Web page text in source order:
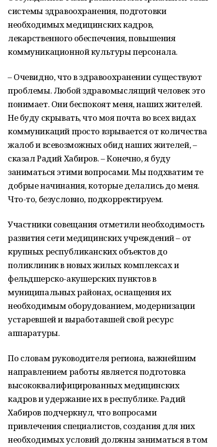
системы здравоохранения, подготовки
необходимых медицинских кадров,
лекарственного обеспечения, повышения
коммуникационной культуры персонала.
– Очевидно, что в здравоохранении существуют
проблемы. Любой здравомыслящий человек это
понимает. Они беспокоят меня, наших жителей.
Не буду скрывать, что моя почта во всех видах
коммуникаций просто взрывается от количества
жалоб и всевозможных обид наших жителей, –
сказал Радий Хабиров. – Конечно, я буду
заниматься этими вопросами. Мы подхватим те
добрые начинания, которые делались до меня.
Что-то, безусловно, подкорректируем.
Участники совещания отметили необходимость
развития сети медицинских учреждений – от
крупных республиканских объектов до
поликлиник в новых жилых комплексах и
фельдшерско-акушерских пунктов в
муниципальных районах, оснащения их
необходимым оборудованием, модернизации
устаревшей и выработавшей свой ресурс
аппаратуры.
По словам руководителя региона, важнейшим
направлением работы является подготовка
высококвалифицированных медицинских
кадров и удержание их в республике. Радий
Хабиров подчеркнул, что вопросами
привлечения специалистов, создания для них
необходимых условий должны заниматься в том